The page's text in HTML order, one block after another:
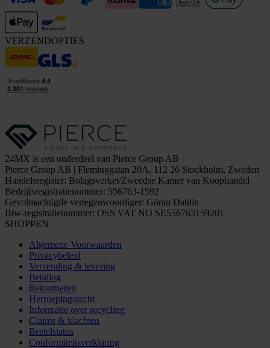
VERZENDOPTIES
24MX is een onderdeel van Pierce Group AB
Pierce Group AB | Fleminggatan 20A, 112 26 Stockholm, Zweden
Handelsregister: Bolagsverket/Zweedse Kamer van Koophandel
Bedrijfsregistratienummer: 556763-1592
Gevolmachtigde vertegenwoordiger: Göran Dahlin
Btw-registratienummer: OSS VAT NO SE556763159201
SHOPPEN
Algemene Voorwaarden
Privacybeleid
Verzending & levering
Betaling
Retourneren
Herroepingsrecht
Informatie over recycling
Claims & klachten
Bestelstatus
Conformiteitsverklaring